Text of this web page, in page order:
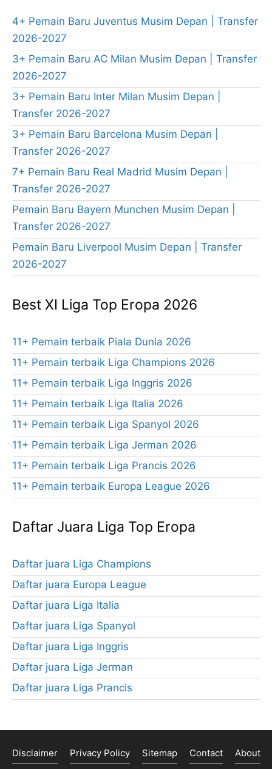
4+ Pemain Baru Juventus Musim Depan | Transfer
2026-2027
3+ Pemain Baru AC Milan Musim Depan | Transfer
2026-2027
3+ Pemain Baru Inter Milan Musim Depan |
Transfer 2026-2027
3+ Pemain Baru Barcelona Musim Depan |
Transfer 2026-2027
7+ Pemain Baru Real Madrid Musim Depan |
Transfer 2026-2027
Pemain Baru Bayern Munchen Musim Depan |
Transfer 2026-2027
Pemain Baru Liverpool Musim Depan | Transfer
2026-2027
Best XI Liga Top Eropa 2026
11+ Pemain terbaik Piala Dunia 2026
11+ Pemain terbaik Liga Champions 2026
11+ Pemain terbaik Liga Inggris 2026
11+ Pemain terbaik Liga Italia 2026
11+ Pemain terbaik Liga Spanyol 2026
11+ Pemain terbaik Liga Jerman 2026
11+ Pemain terbaik Liga Prancis 2026
11+ Pemain terbaik Europa League 2026
Daftar Juara Liga Top Eropa
Daftar juara Liga Champions
Daftar juara Europa League
Daftar juara Liga Italia
Daftar juara Liga Spanyol
Daftar juara Liga Inggris
Daftar juara Liga Jerman
Daftar juara Liga Prancis
Disclaimer Privacy Policy Sitemap Contact About